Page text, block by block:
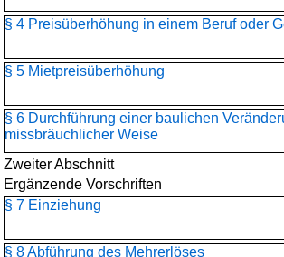
§ 4 Preisüberhöhung in einem Beruf oder
§ 5 Mietpreisüberhöhung
§ 6 Durchführung einer baulichen
missbräuchlicher Weise
Zweiter Abschnitt
Ergänzende Vorschriften
§ 7 Einziehung
§ 8 Abführung des Mehrerlöses